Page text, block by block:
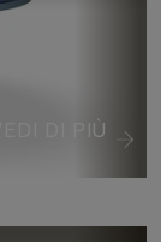
VEDI DI PIÙ